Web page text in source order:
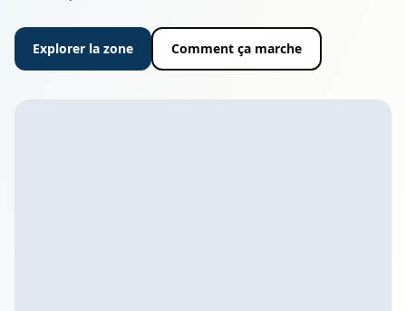
Explorer la zone Comment ça marche